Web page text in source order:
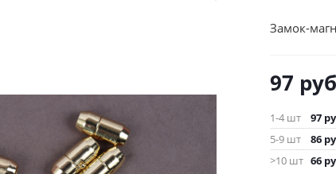
Замок-
97
1-4 шт 97
5-9 шт
86
>10 шт 66